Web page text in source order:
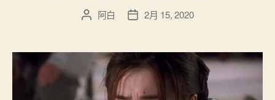
文
者
阿白
发
期
2月 15, 2020